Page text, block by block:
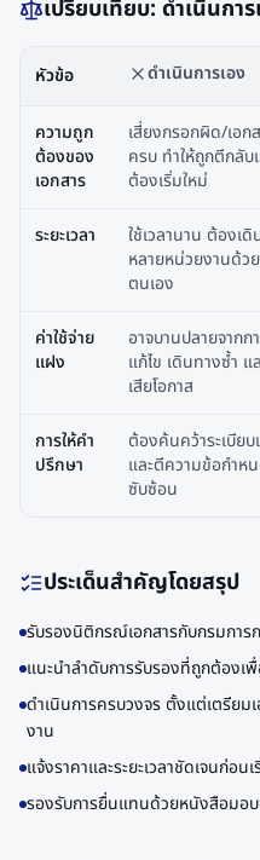
เปรียบเทียบ: ดำเนินกา
หัวข้อ ดำเนินการเอง
ความถูก
ต้องของ
เอกสาร
เสี่ยงกรอกผิด/เอก
ครบ ทำให้ถูกตีกลับ
ต้องเริ่มใหม่
ระยะเวลา
ใช้เวลานาน ต้องเดิ
หลายหน่วยงานด้วย
ตนเอง
ค่าใช้จ่าย
แฝง
อาจบานปลายจากก
แก้ไข เดินทางซ้ำ แ
เสียโอกาส
การให้คำ
ปรึกษา
ต้องค้นคว้าระเบียบ
และตีความข้อกำห
ซับซ้อน
ประเด็นสำคัญโดยสรุป
รับรองนิติกรณ์เอกสารกับกรมกา
แนะนำลำดับการรับรองที่ถูกต้องเ
ดำเนินการครบวงจร ตั้งแต่เตรีย
งาน
แจ้งราคาและระยะเวลาชัดเจนก่อ
รองรับการยื่นแทนด้วยหนังสือมอ